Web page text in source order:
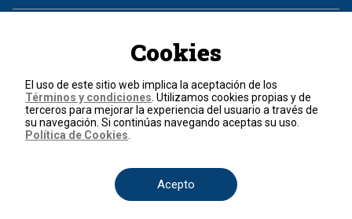
Política de cookies
Términos y condiciones
© 2026, RCN Medios.
Todos los derechos reservados.
Cookies
El uso de este sitio web implica la aceptación de los
Términos y condiciones . Utilizamos cookies propias y de
terceros para mejorar la experiencia del usuario a través de
su navegación. Si continúas navegando aceptas su uso.
Política de Cookies
Acepto